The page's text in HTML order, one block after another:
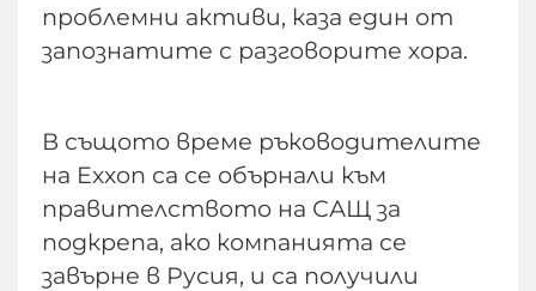
проблемни активи, каза един от
запознатите с разговорите хора.
В същото време ръководителите
на Exxon са се обърнали към
правителството на САЩ за
подкрепа, ако компанията се
завърне в Русия, и са получили